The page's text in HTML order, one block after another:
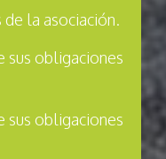
la asociación.
sus obligaciones
sus obligaciones